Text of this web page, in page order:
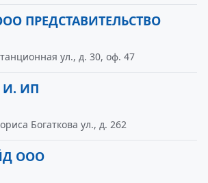
ПРЕДСТАВИТЕЛЬСТВО
ул., д. 30, оф. 47
И. ИП
Богаткова ул., д. 262
ООО